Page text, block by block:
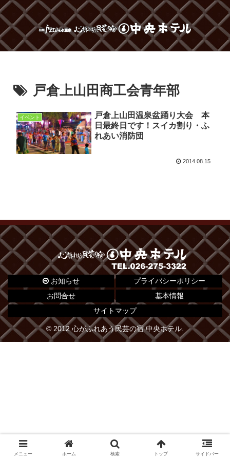
戸倉上山田商工会青年部
イベント
戸倉上山田温泉盆踊り大会 本
日最終日です！スイカ割り・ふ
れあい消防団
2014.08.15
お知らせ
プライバシーポリシー
お問合せ
基本情報
サイトマップ
© 2012 心がふれあう民芸の宿 中央ホテル.
メニュー ホーム 検索 トップ サイドバー